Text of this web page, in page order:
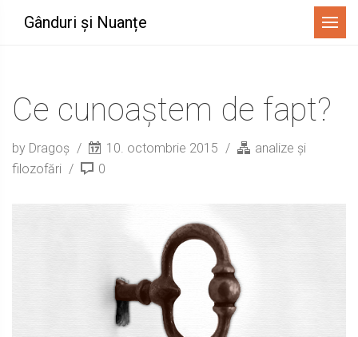
Gânduri și Nuanțe Menu
Ce cunoaștem de fapt?
by Dragoș 10. octombrie 2015
analize și
filozofări
0